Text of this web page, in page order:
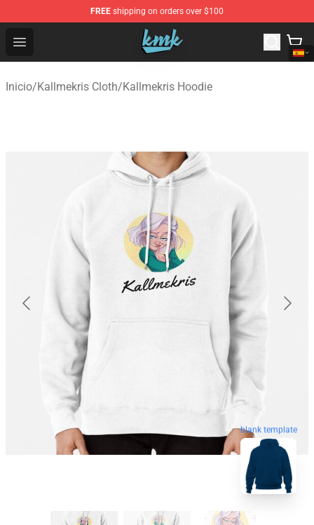
FREE shipping on orders over $100
Open menu
KallMeKris Store - Official KallMeKris Merchandise Shop
Inicio/Kallmekris Cloth/Kallmekris Hoodie
blank template